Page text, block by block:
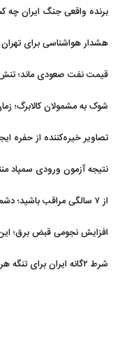
برنده واقعی جنگ ایران چه
هشدار هواشناسی برای تهران
قیمت نفت صعودی ماند؛ تنش در
شوک به مشمولان کالابرگ؛
تصاویر خیره‌کننده از حفره
نتیجه آزمون ورودی سمپاد
از ۷ سالگی مراقب باشید؛ دشمن خاموش سلامت کودکان شناسایی شد
افزایش نجومی قبض برق؛
شرط ۲گانه ایران برای تنگه هرمز؛ تحریم‌ها و غرامت به معادله برگشتند